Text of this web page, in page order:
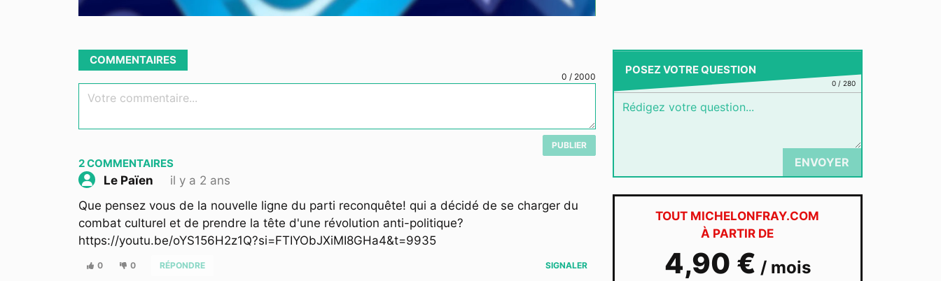
COMMENTAIRES
0 / 2000
Votre commentaire...
PUBLIER
2COMMENTAIRES
Le Païen
il y a 2 ans
Que pensez vous de la nouvelle ligne du parti reconquête! qui a décidé de se charger du
combat culturel et de prendre la tête d'une révolution anti-politique?
https://youtu.be/oYS156H2z1Q?si=FTIYObJXiMI8GHa4&t=9935
0 0 RÉPONDRE SIGNALER
POSEZ VOTRE QUESTION
0 /280
ENVOYER
TOUT MICHELONFRAY.COM
À PARTIR DE
4,90 € / mois